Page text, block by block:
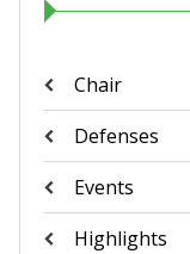
Chair
Defenses
Events
Highlights